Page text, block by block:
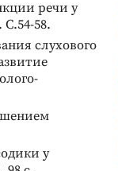
речи у
58.
слухового
у